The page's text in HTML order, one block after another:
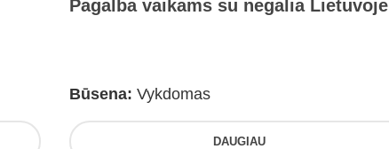
Pagalba vaikams su negalia Lietuvoje
Būsena: Vykdomas
DAUGIAU